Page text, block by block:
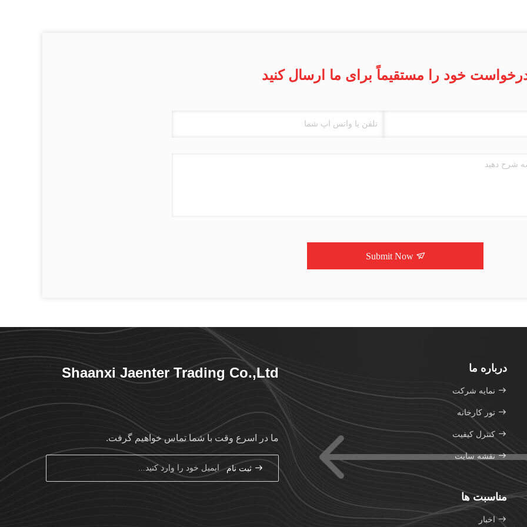
خود را مستقیماً برای ما ارسال کنید
Submit Now
درباره ما
نمایه شرکت
تور کارخانه
کنترل کیفیت
نقشه سایت
مناسبت ها
اخبار
Shaanxi Jaenter Trading Co.,Ltd
ما در اسرع وقت با شما تماس خواهیم گرفت.
ثبت نام